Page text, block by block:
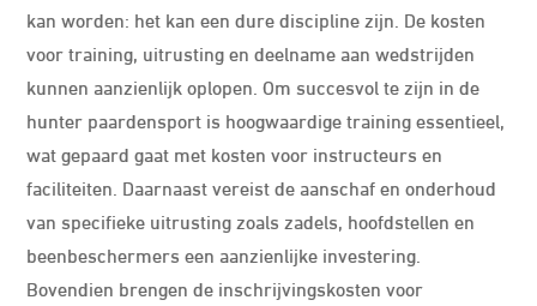
kan worden: het kan een dure discipline zijn. De kosten
voor training, uitrusting en deelname aan wedstrijden
kunnen aanzienlijk oplopen. Om succesvol te zijn in de
hunter paardensport is hoogwaardige training essentieel,
wat gepaard gaat met kosten voor instructeurs en
faciliteiten. Daarnaast vereist de aanschaf en onderhoud
van specifieke uitrusting zoals zadels, hoofdstellen en
beenbeschermers een aanzienlijke investering.
Bovendien brengen de inschrijvingskosten voor